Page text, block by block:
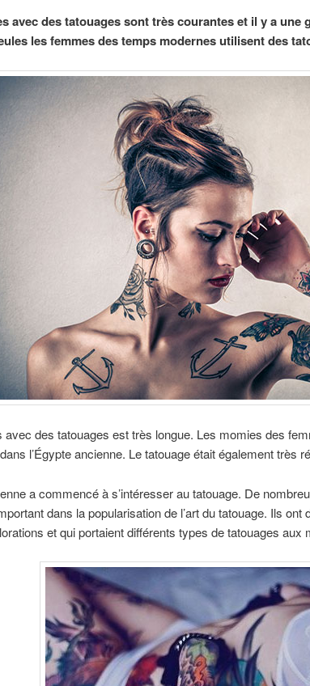
avec des tatouages sont très courantes et il y a
les femmes des temps modernes utilisent des
avec des tatouages est très longue. Les momies des
l’Égypte ancienne. Le tatouage était également très
a commencé à s’intéresser au tatouage. De
dans la popularisation de l’art du tatouage. Ils
et qui portaient différents types de tatouages aux